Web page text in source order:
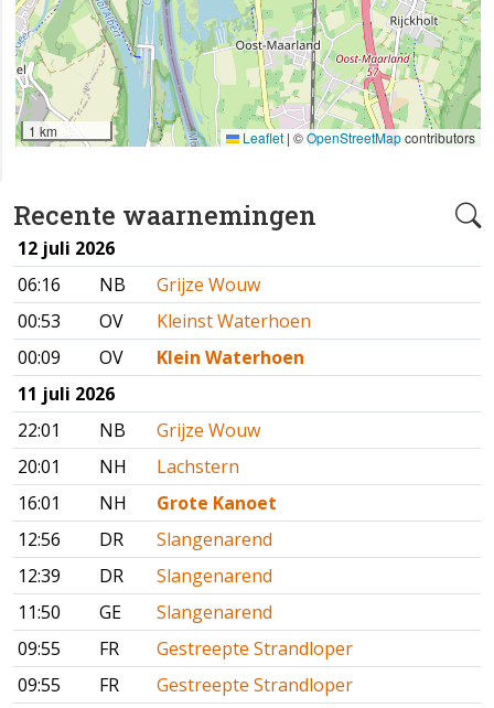
Recente waarnemingen
12 juli 2026
06:16
NB
Grijze Wouw
00:53
OV
Kleinst Waterhoen
00:09
OV
Klein Waterhoen
11 juli 2026
22:01
NB
Grijze Wouw
20:01
NH
Lachstern
16:01
NH
Grote Kanoet
12:56
DR
Slangenarend
12:39
DR
Slangenarend
11:50
GE
Slangenarend
09:55
FR
Gestreepte Strandloper
09:55
FR
Gestreepte Strandloper
1 km Leaflet | ©OpenStreetMapcontributors